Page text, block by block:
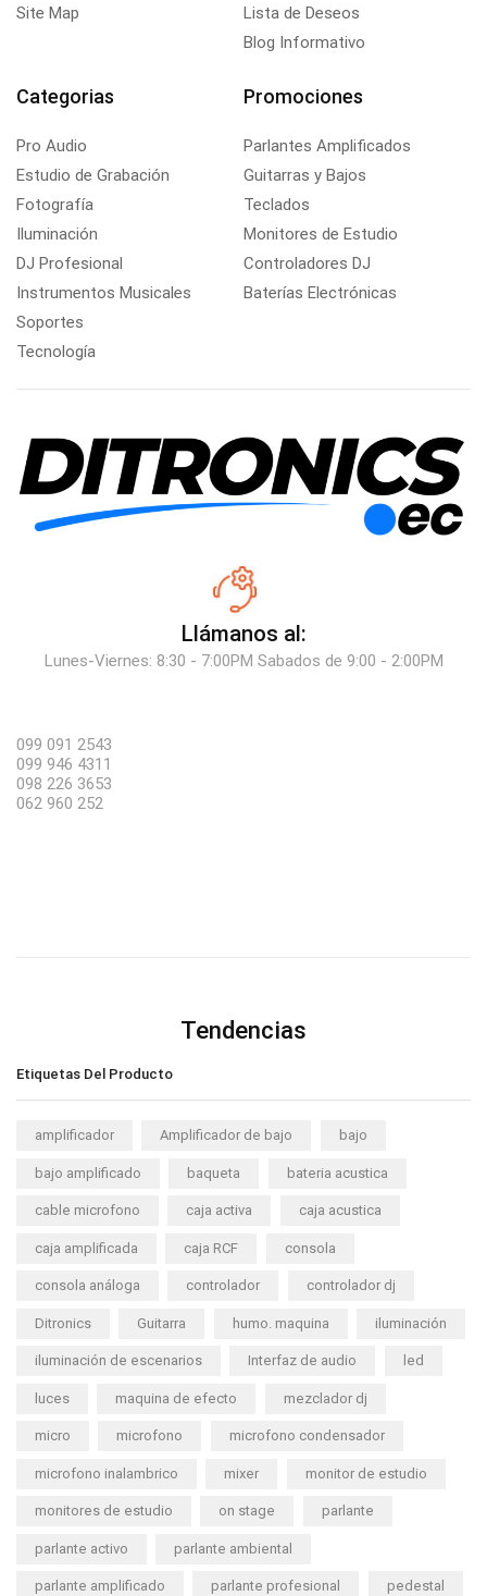
Site Map
Lista de Deseos
Blog Informativo
Categorias
Pro Audio
Estudio de Grabación
Fotografía
Iluminación
DJ Profesional
Instrumentos Musicales
Soportes
Tecnología
Promociones
Parlantes Amplificados
Guitarras y Bajos
Teclados
Monitores de Estudio
Controladores DJ
Baterías Electrónicas
Llámanos al:
Lunes-Viernes: 8:30 - 7:00PM Sabados de 9:00 - 2:00PM
099 091 2543
099 946 4311
098 226 3653
062 960 252
Tendencias
Etiquetas Del Producto
amplificador Amplificador de bajo bajo
bajo amplificado baqueta bateria acustica
cable microfono caja activa caja acustica
caja amplificada caja RCF consola
consola análoga controlador controlador dj
Ditronics Guitarra humo. maquina iluminación
iluminación de escenarios Interfaz de audio led
luces maquina de efecto mezclador dj
micro microfono microfono condensador
microfono inalambrico mixer monitor de estudio
monitores de estudio on stage parlante
parlante activo parlante ambiental
parlante amplificado parlante profesional pedestal